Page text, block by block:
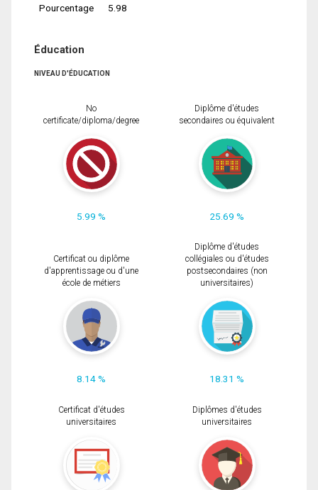
Pourcentage
5.98
Éducation
NIVEAU D'ÉDUCATION
No
certificate/diploma/degree
5.99 %
Diplôme d'études
secondaires ou équivalent
25.69 %
Certificat ou diplôme
d'apprentissage ou d'une
école de métiers
8.14 %
Diplôme d'études
collégiales ou d'études
postsecondaires (non
universitaires)
18.31 %
Certificat d'études
universitaires
Diplômes d'études
universitaires